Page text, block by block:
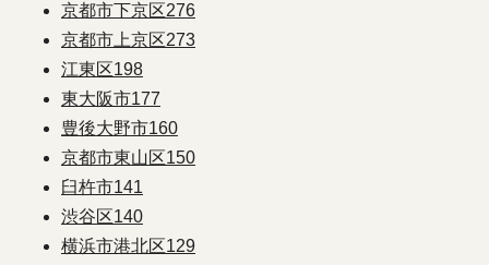
京都市下京区276
京都市上京区273
江東区198
東大阪市177
豊後大野市160
京都市東山区150
臼杵市141
渋谷区140
横浜市港北区129